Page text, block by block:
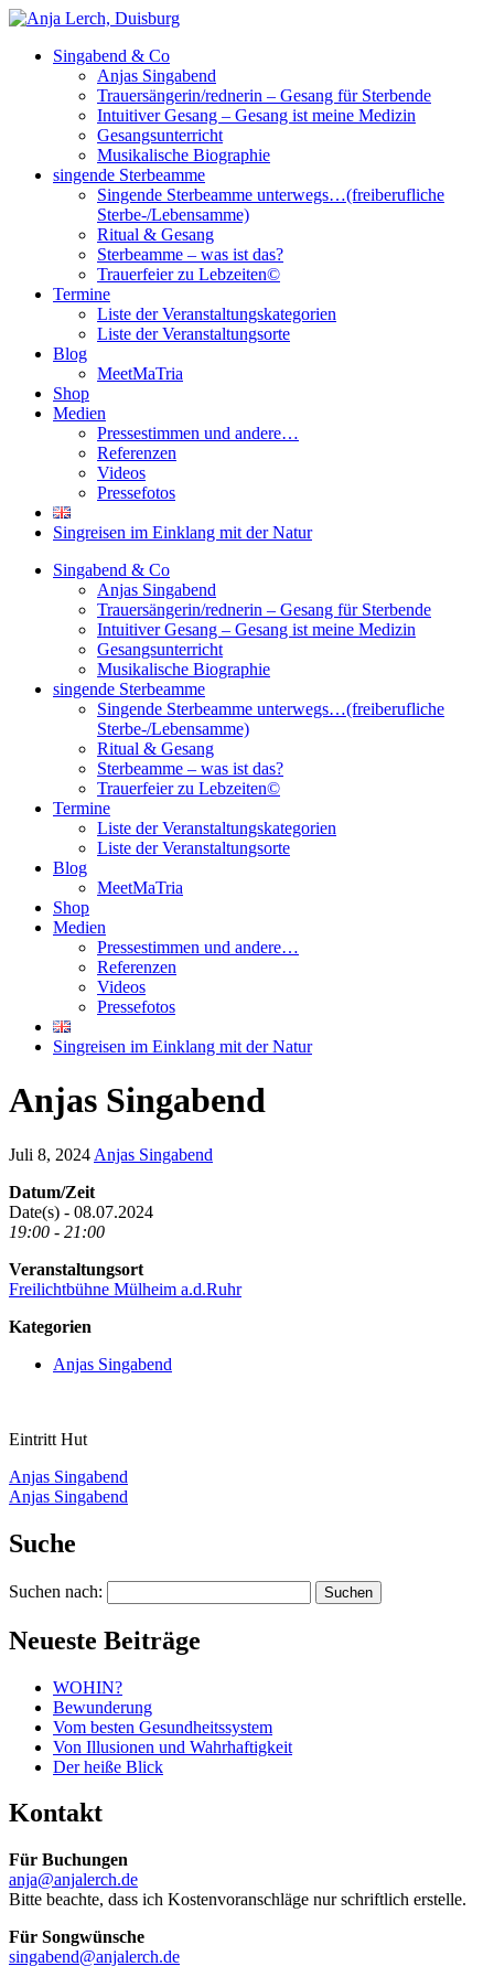
Anjas Welt
Singende Sterbeamme
Singabend & Co
Anjas Singabend
Trauersängerin/rednerin – Gesang für Sterbende
Intuitiver Gesang – Gesang ist meine Medizin
Gesangsunterricht
Musikalische Biographie
singende Sterbeamme
Singende Sterbeamme unterwegs…(freiberufliche
Sterbe-/Lebensamme)
Ritual & Gesang
Sterbeamme – was ist das?
Trauerfeier zu Lebzeiten©
Termine
Liste der Veranstaltungskategorien
Liste der Veranstaltungsorte
Blog
MeetMaTria
Shop
Medien
Pressestimmen und andere…
Referenzen
Videos
Pressefotos
Singreisen im Einklang mit der Natur
Singabend & Co
Anjas Singabend
Trauersängerin/rednerin – Gesang für Sterbende
Intuitiver Gesang – Gesang ist meine Medizin
Gesangsunterricht
Musikalische Biographie
singende Sterbeamme
Singende Sterbeamme unterwegs…(freiberufliche
Sterbe-/Lebensamme)
Ritual & Gesang
Sterbeamme – was ist das?
Trauerfeier zu Lebzeiten©
Termine
Liste der Veranstaltungskategorien
Liste der Veranstaltungsorte
Blog
MeetMaTria
Shop
Medien
Pressestimmen und andere…
Referenzen
Videos
Pressefotos
Singreisen im Einklang mit der Natur
Anjas Singabend
Juli 8, 2024 Anjas Singabend
Datum/Zeit
Date(s) - 08.07.2024
19:00 - 21:00
Veranstaltungsort
Freilichtbühne Mülheim a.d.Ruhr
Kategorien
Anjas Singabend
Eintritt Hut
Anjas Singabend
Anjas Singabend
Suche
Suchen nach:
Neueste Beiträge
WOHIN?
Bewunderung
Vom besten Gesundheitssystem
Von Illusionen und Wahrhaftigkeit
Der heiße Blick
Kontakt
Für Buchungen
anja@anjalerch.de
Bitte beachte, dass ich Kostenvoranschläge nur schriftlich erstelle.
Für Songwünsche
singabend@anjalerch.de